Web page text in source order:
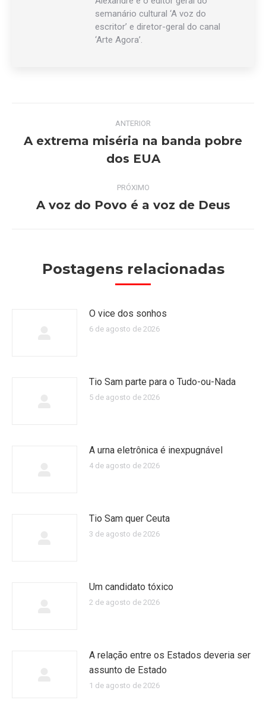
semanário cultural ‘A voz do
escritor’ e diretor-geral do canal
‘Arte Agora’.
Navegação
de
ANTERIOR
anterior:
A extrema miséria na banda pobre
dos EUA
PRÓXIMO
Próximo
A voz do Povo é a voz de Deus
Postagens relacionadas
O vice dos sonhos
6 de agosto de 2026
Tio Sam parte para o Tudo-ou-Nada
5 de agosto de 2026
A urna eletrônica é inexpugnável
4 de agosto de 2026
Tio Sam quer Ceuta
3 de agosto de 2026
Um candidato tóxico
2 de agosto de 2026
A relação entre os Estados deveria ser
assunto de Estado
1 de agosto de 2026